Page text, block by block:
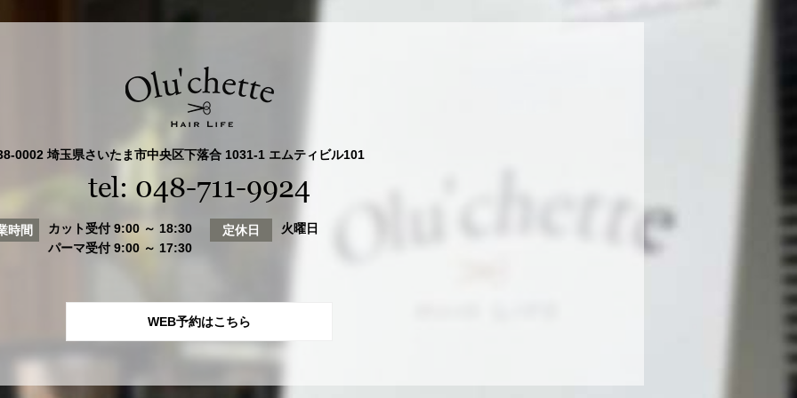
0002 埼玉県さいたま市中央区下落合 1031-1 エムティビル101
tel: 048-711-9924
時間
カット受付 9:00 ～ 18:30
パーマ受付 9:00 ～ 17:30
定休日 火曜日
WEB予約はこちら